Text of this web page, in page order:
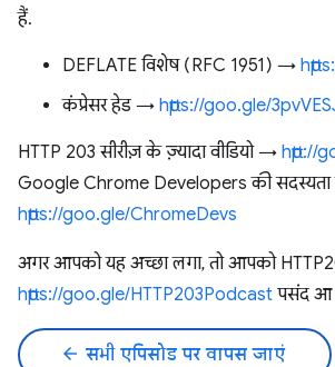
हैं.
DEFLATE विशेष (RFC 1951) →
कंप्रेसर हेड → https://goo.gle/
HTTP 203 सीरीज़ के ज़्यादा वीडियो → http://
Google Chrome Developers की
https://goo.gle/ChromeDevs
अगर आपको यह अच्छा लगा, तो आपको
https://goo.gle/HTTP203Podcast पसंद आ
arrow_back सभी एपिसोड पर वापस जाएं